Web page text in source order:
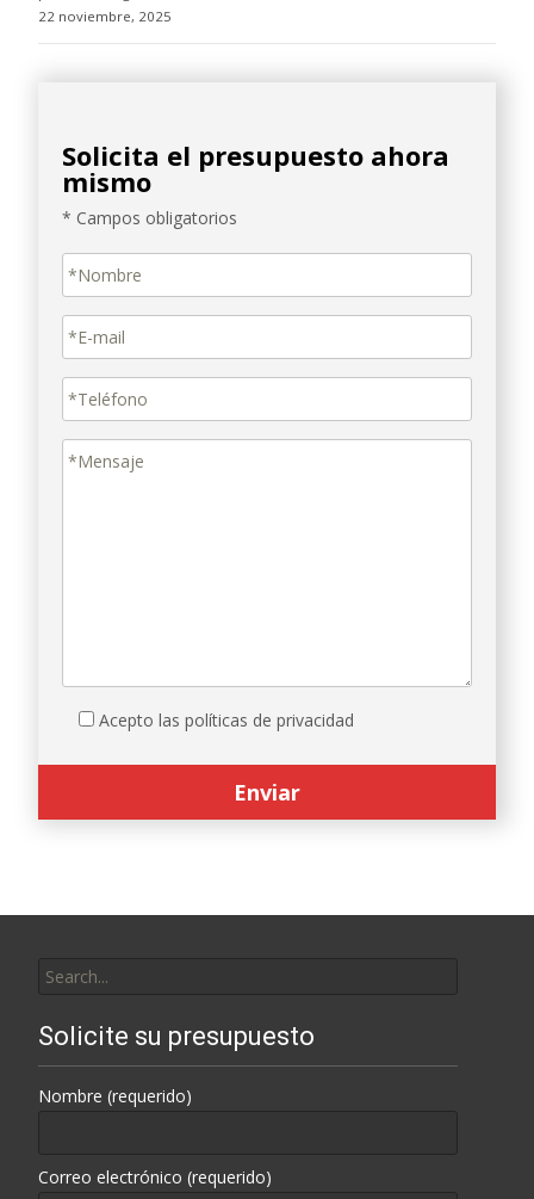
22 noviembre, 2025
Acepto las políticas de privacidad
for:
Solicite su presupuesto
Nombre (requerido)
Correo electrónico (requerido)